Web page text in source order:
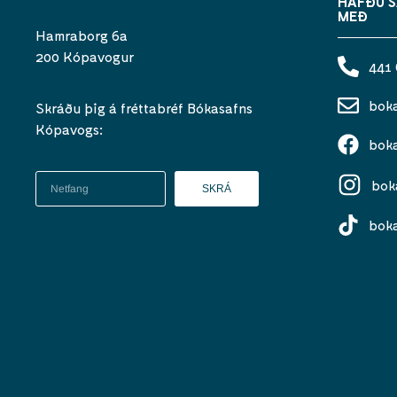
Hamraborg 6a
200 Kópavogur
Skráðu þig á fréttabréf Bókasafns
Kópavogs:
SKRÁ
MEÐ
441